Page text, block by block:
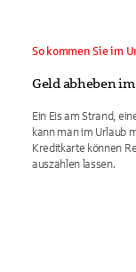
So kommen Sie im
Geld abheben
Ein Eis am Strand,
kann man im Urlaub
Kreditkarte können
auszahlen lassen.